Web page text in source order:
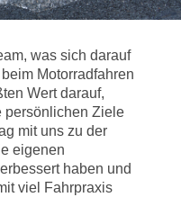
was sich darauf
Motorradfahren
Wert darauf,
persönlichen Ziele
mit uns zu der
eigenen
haben und
viel Fahrpraxis